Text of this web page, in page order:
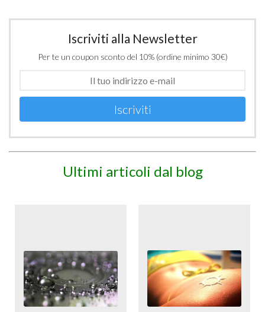
Iscriviti alla Newsletter
Per te un coupon sconto del 10% (ordine minimo 30€)
Iscriviti
Ultimi articoli dal blog